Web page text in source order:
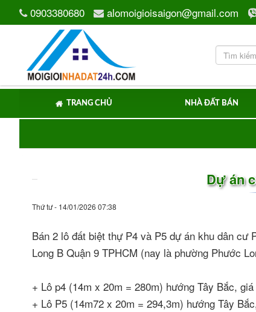
0903380680 alomoigioisaigon@gmail.com
TRANG CHỦ NHÀ ĐẤT BÁN
Dự án
Thứ tư - 14/01/2026 07:38
Bán 2 lô đất biệt thự P4 và P5 dự án khu dân
Long B Quận 9 TPHCM (nay là phường Phước
+ Lô p4 (14m x 20m = 280m) hướng Tây Bắc,
+ Lô P5 (14m72 x 20m = 294,3m) hướng Tây